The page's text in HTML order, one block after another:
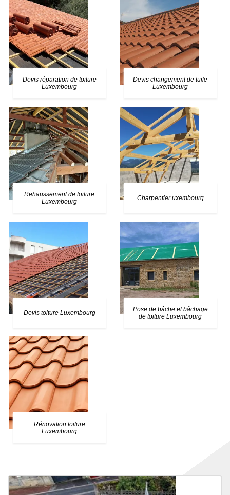
Devis réparation de toiture
Luxembourg
Devis changement de tuile
Luxembourg
Rehaussement de toiture
Luxembourg
Charpentier uxembourg
Devis toiture Luxembourg
Pose de bâche et bâchage
de toiture Luxembourg
Rénovation toiture
Luxembourg